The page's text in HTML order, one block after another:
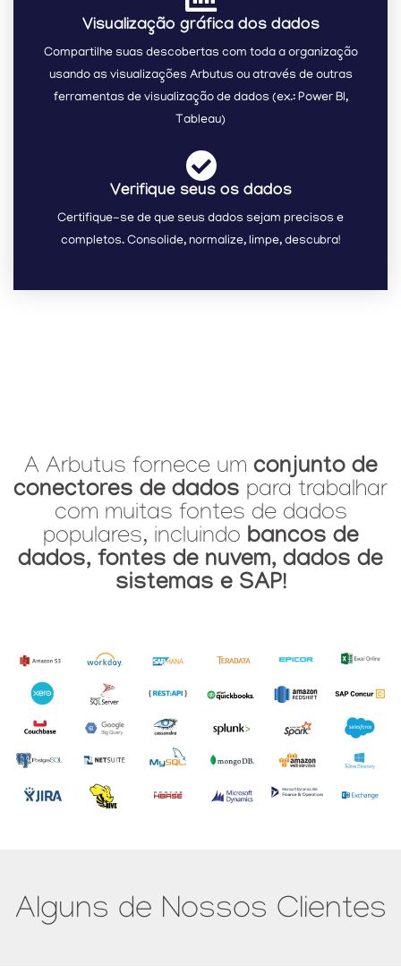
Visualização gráfica dos dados
Compartilhe suas descobertas com toda a organização
usando as visualizações Arbutus ou através de outras
ferramentas de visualização de dados (ex.: Power BI,
Tableau)
Verifique seus os dados
Certifique-se de que seus dados sejam precisos e
completos. Consolide, normalize, limpe, descubra!
A Arbutus fornece um conjunto de
conectores de dados para trabalhar
com muitas fontes de dados
populares, incluindo bancos de
dados, fontes de nuvem, dados de
sistemas e SAP!
Alguns de Nossos Clientes